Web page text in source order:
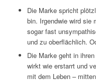
Die Marke spricht
bin. Irgendwie wird sie
sogar fast
und zu oberflächlich.
Die Marke geht in
wirkt wie erstarrt und
mit dem Leben –